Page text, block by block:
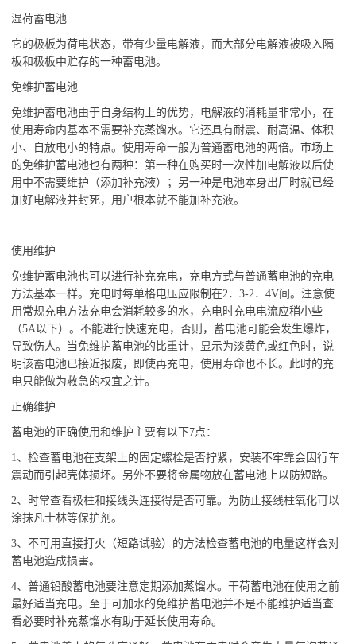
湿荷蓄电池
它的极板为荷电状态，带有少量电解液，而大部分电解液被吸入隔
板和极板中贮存的一种蓄电池。
免维护蓄电池
免维护蓄电池由于自身结构上的优势，电解液的消耗量非常小，在
使用寿命内基本不需要补充蒸馏水。它还具有耐震、耐高温、体积
小、自放电小的特点。使用寿命一般为普通蓄电池的两倍。市场上
的免维护蓄电池也有两种：第一种在购买时一次性加电解液以后使
用中不需要维护（添加补充液）；另一种是电池本身出厂时就已经
加好电解液并封死，用户根本就不能加补充液。
使用维护
免维护蓄电池也可以进行补充充电，充电方式与普通蓄电池的充电
方法基本一样。充电时每单格电压应限制在2．3-2．4V间。注意使
用常规充电方法充电会消耗较多的水，充电时充电电流应稍小些
（5A以下）。不能进行快速充电，否则，蓄电池可能会发生爆炸，
导致伤人。当免维护蓄电池的比重计，显示为淡黄色或红色时，说
明该蓄电池已接近报废，即使再充电，使用寿命也不长。此时的充
电只能做为救急的权宜之计。
正确维护
蓄电池的正确使用和维护主要有以下7点：
1、检查蓄电池在支架上的固定螺栓是否拧紧，安装不牢靠会因行车
震动而引起壳体损坏。另外不要将金属物放在蓄电池上以防短路。
2、时常查看极柱和接线头连接得是否可靠。为防止接线柱氧化可以
涂抹凡士林等保护剂。
3、不可用直接打火（短路试验）的方法检查蓄电池的电量这样会对
蓄电池造成损害。
4、普通铅酸蓄电池要注意定期添加蒸馏水。干荷蓄电池在使用之前
最好适当充电。至于可加水的免维护蓄电池并不是不能维护适当查
看必要时补充蒸馏水有助于延长使用寿命。